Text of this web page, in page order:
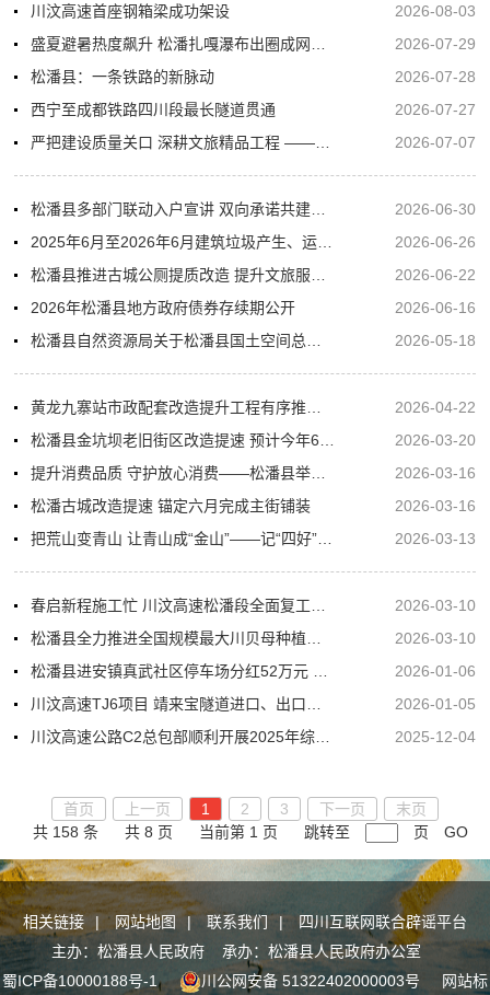
川汶高速首座钢箱梁成功架设
2026-08-03
2026-07-29
松潘县：一条铁路的新脉动
2026-07-28
西宁至成都铁路四川段最长隧道贯通
2026-07-27
2026-07-07
2026-06-30
2026-06-26
2026-06-22
2026年松潘县地方政府债券存续期公开
2026-06-16
2026-05-18
2026-04-22
2026-03-20
2026-03-16
松潘古城改造提速 锚定六月完成主街铺装
2026-03-16
2026-03-13
2026-03-10
2026-03-10
2026-01-06
2026-01-05
2025-12-04
首页 上一页 1 2 3 下一页
末页
共 158 条
共 8 页 当前第 1 页 跳转至 页 GO
相关链接 | 网站地图 | 联系我们 |
四川互联网联合辟谣平台
主办：松潘县人民政府 承办：松潘县人民政府办公室
蜀ICP备10000188号-1
川公网安备 51322402000003号 网站标